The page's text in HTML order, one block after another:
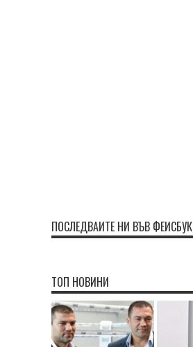
ПОСЛЕДВАЙТЕ НИ ВЪВ ФЕЙСБУК
ТОП НОВИНИ